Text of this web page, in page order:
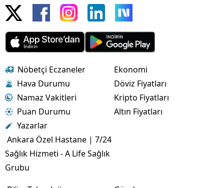
Nöbetçi Eczaneler
Hava Durumu
Namaz Vakitleri
Puan Durumu
Yazarlar
Ankara Özel Hastane | 7/24
Sağlık Hizmeti - A Life Sağlık
Grubu
Ekonomi
Döviz Fiyatları
Kripto Fiyatları
Altın Fiyatları